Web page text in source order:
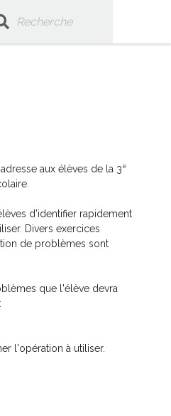
aux élèves de la 3e
d'identifier rapidement
Divers exercices
de problèmes sont
que l'élève devra
l'opération à utiliser.